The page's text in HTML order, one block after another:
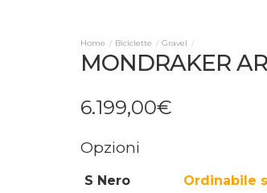
Biciclette Gravel
MONDRAKER
6.199,00€
Opzioni
S Nero
Ordinabile